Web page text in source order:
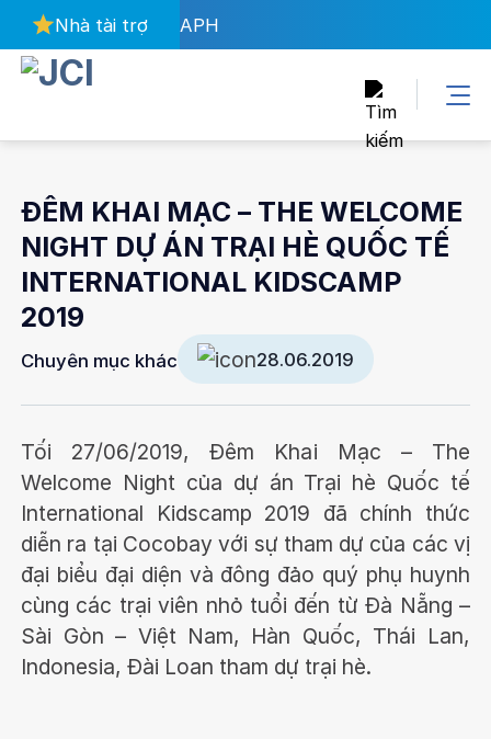
qua
nội
Nhà tài trợ APH
Chuyên mục khác 28.06.2019
ĐÊM KHAI MẠC – THE WELCOME
NIGHT DỰ ÁN TRẠI HÈ QUỐC TẾ
INTERNATIONAL KIDSCAMP
2019
Tối 27/06/2019, Đêm Khai Mạc – The
Welcome Night của dự án Trại hè Quốc tế
International Kidscamp 2019 đã chính thức
diễn ra tại Cocobay với sự tham dự của các vị
đại biểu đại diện và đông đảo quý phụ huynh
cùng các trại viên nhỏ tuổi đến từ Đà Nẵng –
Sài Gòn – Việt Nam, Hàn Quốc, Thái Lan,
Indonesia, Đài Loan tham dự trại hè.